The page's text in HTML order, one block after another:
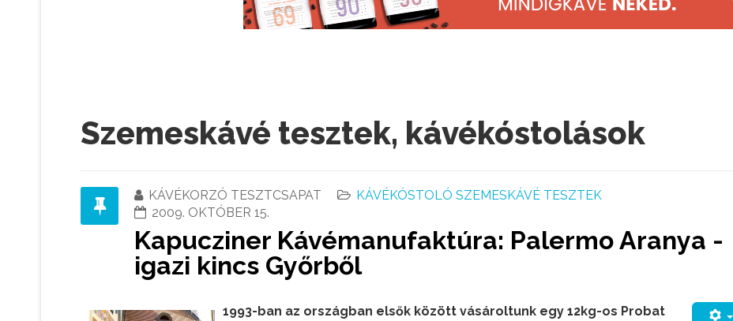
Szemeskávé tesztek, kávékóstolások
KÁVÉKORZÓ TESZTCSAPAT
KÁVÉKÓSTOLÓ SZEMESKÁVÉ TESZTEK
2009. OKTÓBER 15.
Kapucziner Kávémanufaktúra: Palermo Aranya -
igazi kincs Győrből
1993-ban az országban elsők között vásároltunk egy 12kg-os Probat